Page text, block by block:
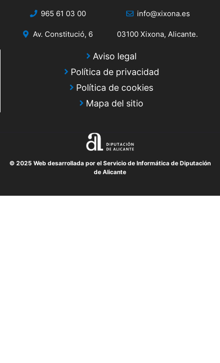
965 61 03 00 info@xixona.es
Av. Constitució, 6 03100 Xixona, Alicante.
Aviso legal
Política de privacidad
Política de cookies
Mapa del sitio
© 2025 Web desarrollada por el Servicio de Informática de Diputación
de Alicante